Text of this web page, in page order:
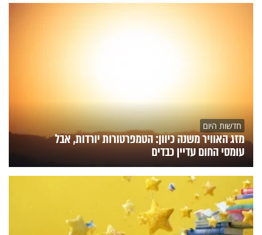
חדשות היום
מזג האוויר משנה כיוון: הטמפרטורות יורדות, אבל
עומסי החום עדיין כבדים